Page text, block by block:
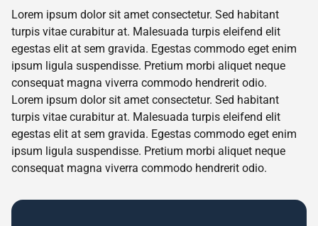
Lorem ipsum dolor sit amet consectetur. Sed habitant
turpis vitae curabitur at. Malesuada turpis eleifend elit
egestas elit at sem gravida. Egestas commodo eget enim
ipsum ligula suspendisse. Pretium morbi aliquet neque
consequat magna viverra commodo hendrerit odio.
Lorem ipsum dolor sit amet consectetur. Sed habitant
turpis vitae curabitur at. Malesuada turpis eleifend elit
egestas elit at sem gravida. Egestas commodo eget enim
ipsum ligula suspendisse. Pretium morbi aliquet neque
consequat magna viverra commodo hendrerit odio.